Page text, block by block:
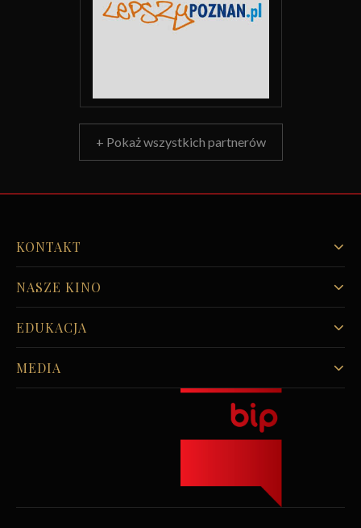
+ Pokaż wszystkich partnerów
KONTAKT
NASZE KINO
EDUKACJA
MEDIA